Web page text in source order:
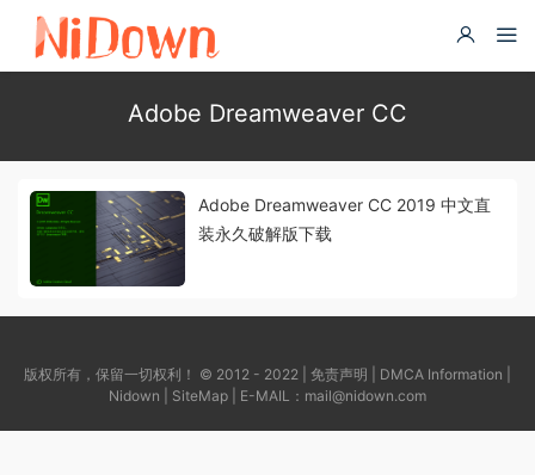
Adobe Dreamweaver CC
Adobe Dreamweaver CC 2019 中文直
装永久破解版下载
版权所有，保留一切权利！ © 2012 - 2022 | 免责声明 DMCA Information
Nidown
SiteMap | E-MAIL： mail@nidown.com